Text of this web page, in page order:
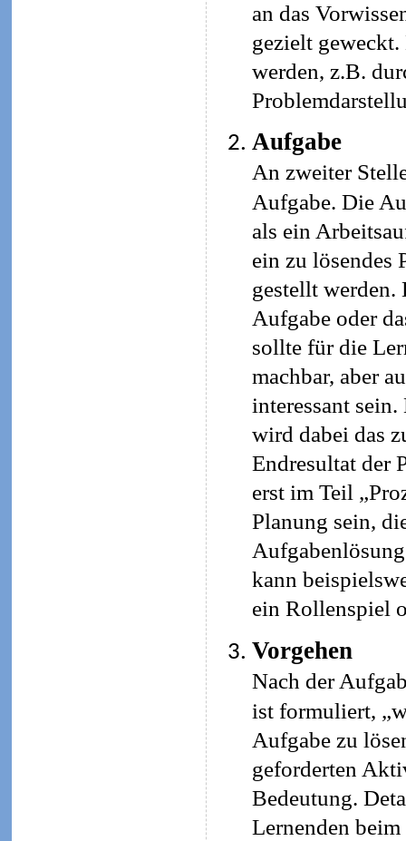
an das
gezielt
werden, z.B.
Aufgabe
An zweiter
Aufgabe. Die
als ein
ein zu lösendes
gestellt werden.
Aufgabe oder
sollte für die
machbar, aber
interessant sein.
wird dabei das
Endresultat der
erst im Teil
Planung sein,
kann
ein Rollenspiel
Vorgehen
Nach der
ist formuliert,
Aufgabe zu
geforderten
Bedeutung.
Lernenden